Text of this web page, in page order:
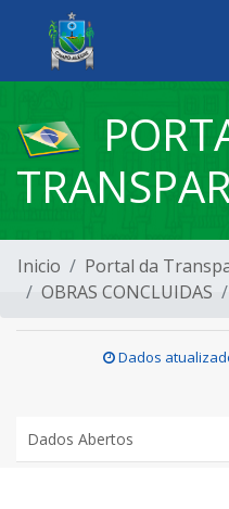
Inicio
Portal da
OBRAS CONCLUIDAS
Dados
Dados Abertos